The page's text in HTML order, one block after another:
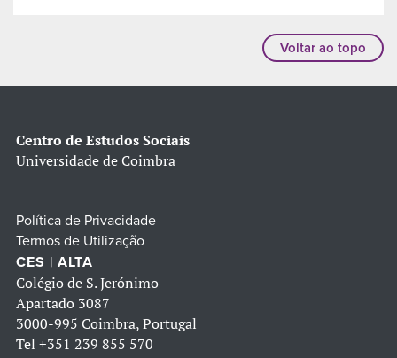
Voltar ao topo
Centro de Estudos Sociais
Universidade de Coimbra
Política de Privacidade
Termos de Utilização
CES | ALTA
Colégio de S. Jerónimo
Apartado 3087
3000-995 Coimbra, Portugal
Tel +351 239 855 570